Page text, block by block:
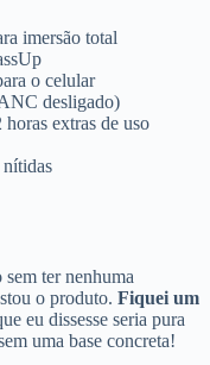
imersão total
o celular
desligado)
extras de uso
ter nenhuma
o produto. Fiquei um
eu dissesse seria pura
uma base concreta!